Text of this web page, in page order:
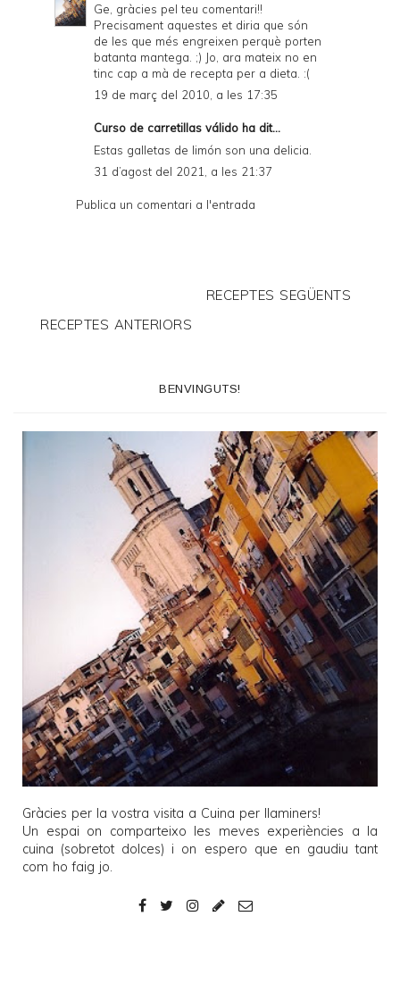
Ge, gràcies pel teu comentari!!
Precisament aquestes et diria que són
de les que més engreixen perquè porten
batanta mantega. ;) Jo, ara mateix no en
tinc cap a mà de recepta per a dieta. :(
19 de març del 2010, a les 17:35
Curso de carretillas válido ha dit...
Estas galletas de limón son una delicia.
31 d’agost del 2021, a les 21:37
Publica un comentari a l'entrada
RECEPTES SEGÜENTS
RECEPTES ANTERIORS
BENVINGUTS!
Gràcies per la vostra visita a Cuina per llaminers!
Un espai on comparteixo les meves experiències a la
cuina (sobretot dolces) i on espero que en gaudiu tant
com ho faig jo.